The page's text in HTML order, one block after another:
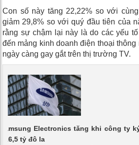
Con số này tăng 22,22% so với
giảm 29,8% so với quý đầu tiên của
rằng sự chậm lại này là do các yếu
đến mảng kinh doanh điện thoại
ngày càng gay gắt trên thị trường TV.
Electronics tăng khi công ty
16,5 tỷ đô la